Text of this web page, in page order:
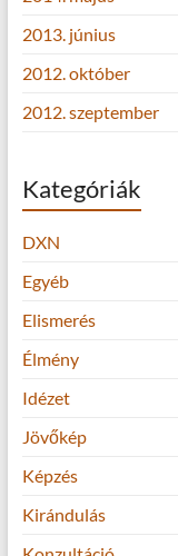
2013. június
2012. október
2012. szeptember
Kategóriák
DXN
Egyéb
Elismerés
Élmény
Idézet
Jövőkép
Képzés
Kirándulás